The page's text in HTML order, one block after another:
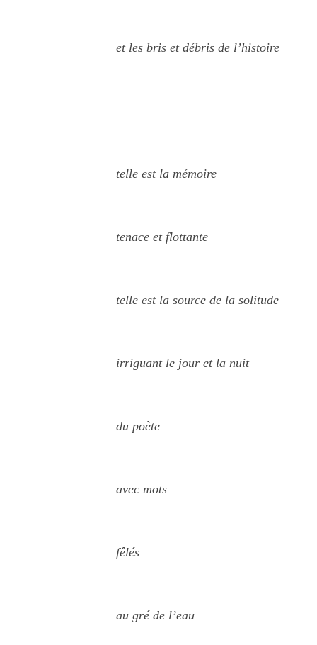
et les bris et débris de l’histoire
telle est la mémoire
tenace et flottante
telle est la source de la solitude
irriguant le jour et la nuit
du poète
avec mots
fêlés
au gré de l’eau